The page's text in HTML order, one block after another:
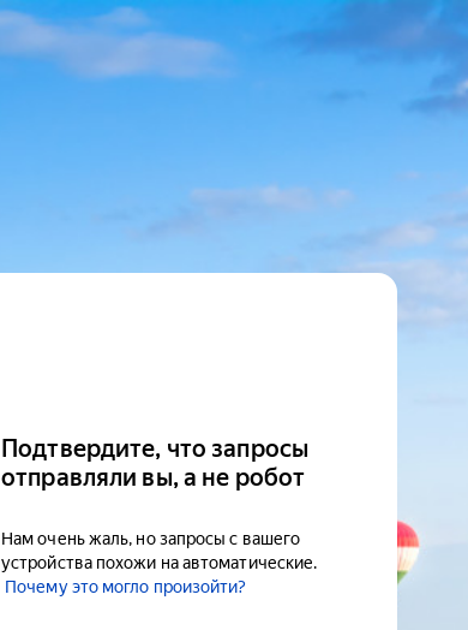
Подтвердите, что запросы
отправляли вы, а не робот
Нам очень жаль, но запросы с вашего
устройства похожи на автоматические.
Почему это могло произойти?